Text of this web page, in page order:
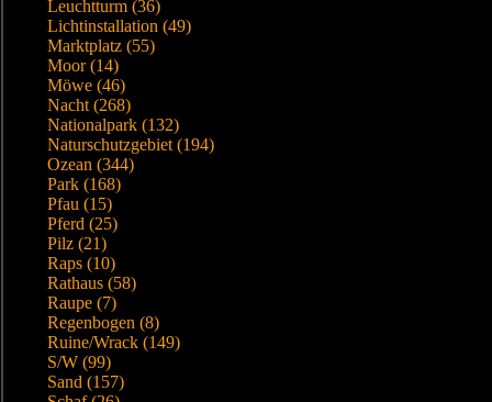
Leuchtturm (36)
Lichtinstallation (49)
Marktplatz (55)
Moor (14)
Möwe (46)
Nacht (268)
Nationalpark (132)
Naturschutzgebiet (194)
Ozean (344)
Park (168)
Pfau (15)
Pferd (25)
Pilz (21)
Raps (10)
Rathaus (58)
Raupe (7)
Regenbogen (8)
Ruine/Wrack (149)
S/W (99)
Sand (157)